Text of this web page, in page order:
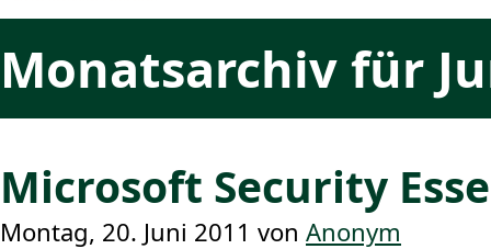
Monatsarchiv für
Microsoft Security
Montag, 20. Juni 2011 von Anonym